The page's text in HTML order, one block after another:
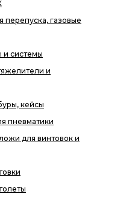
газовые
и системы
и
кейсы
пневматики
для винтовок и